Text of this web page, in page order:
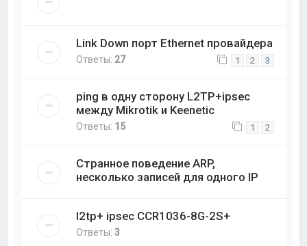
Link Down порт Ethernet провайдера
Ответы: 27 1 2 3
ping в одну сторону L2TP+ipsec
между Mikrotik и Keenetic
Ответы: 15 1 2
Странное поведение ARP,
несколько записей для одного IP
l2tp+ ipsec CCR1036-8G-2S+
Ответы:3